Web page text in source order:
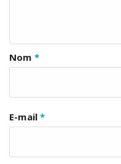
Nom *
E-mail*